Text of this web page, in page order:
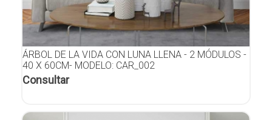
ÁRBOL DE LA VIDA CON LUNA LLENA - 2 MÓDULOS -
40 X 60CM- MODELO: CAR_002
Consultar